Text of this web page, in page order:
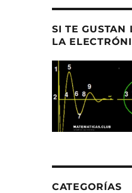
SI TE GUSTAN
LA
CATEGORÍAS